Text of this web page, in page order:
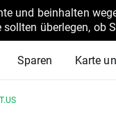
und beinhalten
sollten überlegen, ob
Sparen Karte